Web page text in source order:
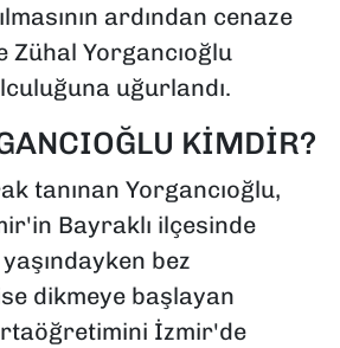
ardından cenaze
Zühal Yorgancıoğlu
uğurlandı.
KİMDİR?
tanınan Yorgancıoğlu,
Bayraklı ilçesinde
bez
dikmeye başlayan
İzmir'de